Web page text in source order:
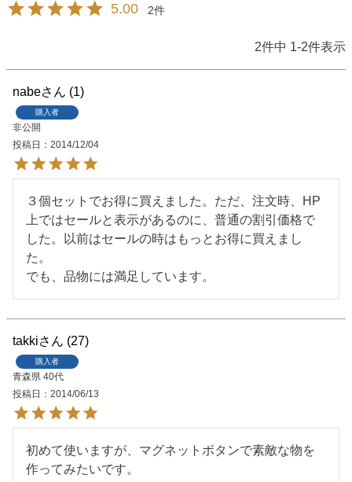
5.00 2
2件中 1-2件表示
nabe 1
購入者
非公開
投稿日
2014/12/04
３個セットでお得に買えました。ただ、注文時、HP
上ではセールと表示があるのに、普通の割引価格で
した。以前はセールの時はもっとお得に買えまし
た。
でも、品物には満足しています。
takki 27
購入者
青森県 40代
投稿日
2014/06/13
初めて使いますが、マグネットボタンで素敵な物を
作ってみたいです。